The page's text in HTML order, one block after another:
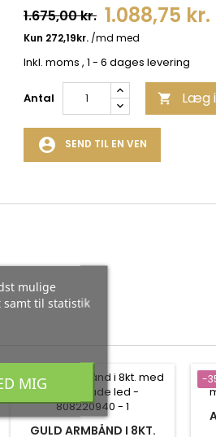
1.675,00 kr. 1.088,75 kr.
Inkl. moms , 1 - 6 dages levering
Antal  Læg
account_circle SEND TIL EN VEN
-35%
GULD ARMBÅND I 8KT.
-
mulige
til statistik
MIG